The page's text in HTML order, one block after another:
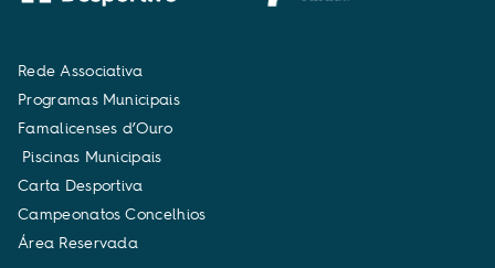
Rede Associativa
Programas Municipais
Famalicenses d’Ouro
Piscinas Municipais
Carta Desportiva
Campeonatos Concelhios
Área Reservada